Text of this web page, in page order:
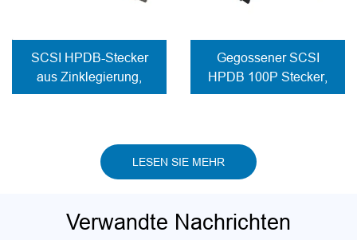
SCSI HPDB-Stecker
aus Zinklegierung,
Kabel mit
Gegossener SCSI
HPDB 100P Stecker,
Kabel mit
LESEN SIE MEHR
Verwandte Nachrichten